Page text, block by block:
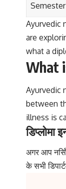
Ayurvedic
are
what a
What
Ayurvedic
between
illness is
डिप्लोमा
अगर आप
के सभी